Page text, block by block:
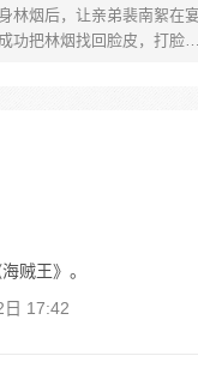
林烟后，让亲弟裴南絮在宴
功把林烟找回脸皮，打脸渣
裴聿城…… 附身我的人自导
己怎么办！在线等，有点
贼王》。
日 17:42